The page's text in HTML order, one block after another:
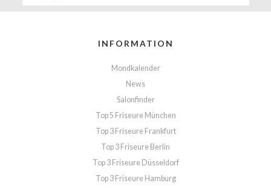
INFORMATION
Mondkalender
News
Salonfinder
Top 5 Friseure München
Top 3 Friseure Frankfurt
Top 3 Friseure Berlin
Top 3 Friseure Düsseldorf
Top 3 Friseure Hamburg